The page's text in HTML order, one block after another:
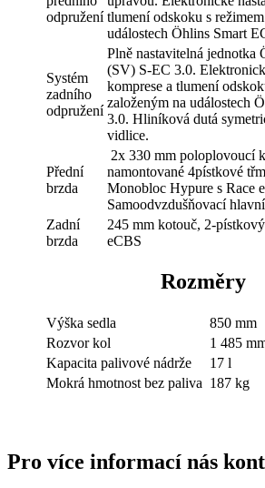
odpružení tlumení odskoku s
událostech Öhlins Smart
Systém
zadního
odpružení
Plně nastavitelná
(SV) S-EC 3.0.
komprese a tlumení
založeným na událostech
3.0. Hliníková dutá
vidlice.
Přední
brzda
2x 330 mm poloplovoucí
namontované 4pístkové
Monobloc Hypure s Race
Samoodvzdušňovací
Zadní
brzda
245 mm kotouč, 2-
eCBS
Rozměry
Výška sedla
850 mm
Rozvor kol
1 485
Kapacita palivové nádrže
17 l
Mokrá hmotnost bez paliva 187 kg
Pro více informací nás